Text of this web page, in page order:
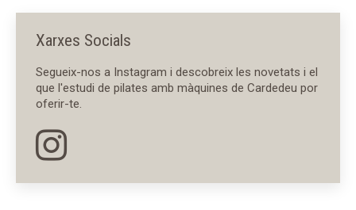
Xarxes Socials
Segueix-nos a Instagram i descobreix les novetats i el
que l'estudi de pilates amb màquines de Cardedeu por
oferir-te.